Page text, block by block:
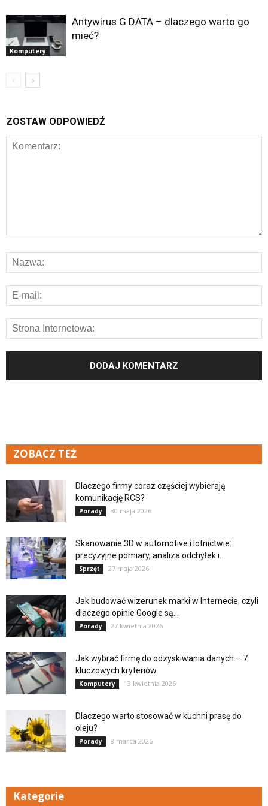
Komputery
Antywirus G DATA – dlaczego warto go
mieć?
ZOSTAW ODPOWIEDŹ
ZOBACZ TEŻ
Dlaczego firmy coraz częściej wybierają
komunikację RCS?
Porady 30 maja 2026
Skanowanie 3D w automotive i lotnictwie:
precyzyjne pomiary, analiza odchyłek i...
Sprzęt 27 maja 2026
Jak budować wizerunek marki w Internecie, czyli
dlaczego opinie Google są...
Porady 27 kwietnia 2026
Jak wybrać firmę do odzyskiwania danych – 7
kluczowych kryteriów
Komputery 13 kwietnia 2026
Dlaczego warto stosować w kuchni prasę do
oleju?
Porady 8 marca 2026
Kategorie